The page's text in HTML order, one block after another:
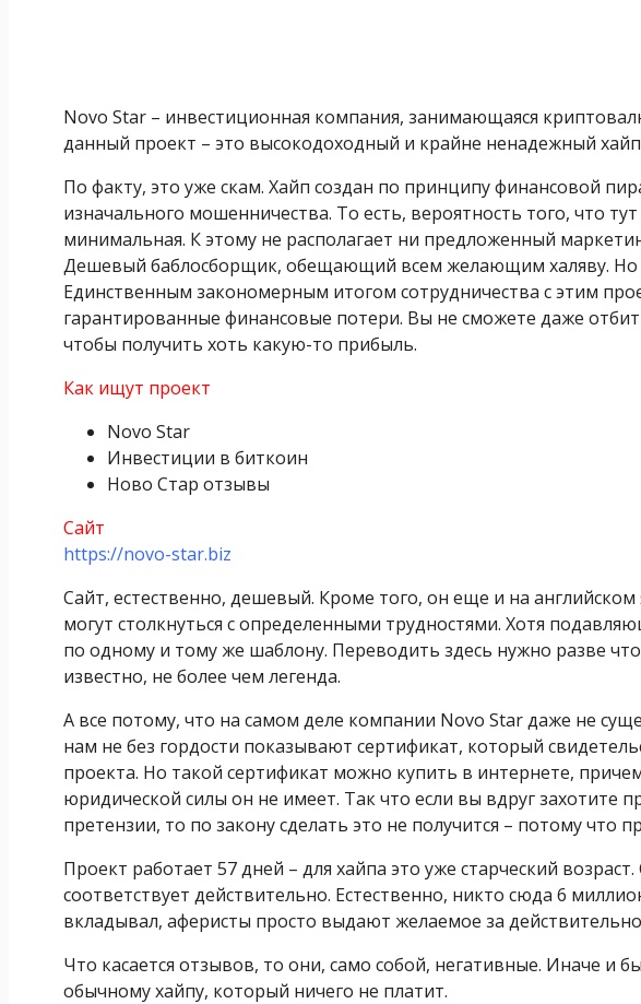
Novo Star – инвестиционная компания, занимающаяся
данный проект – это высокодоходный и крайне ненадежный
По факту, это уже скам. Хайп создан по принципу финансовой
изначального мошенничества. То есть, вероятность того, что
минимальная. К этому не располагает ни предложенный
Дешевый баблосборщик, обещающий всем желающим халяву. Но
Единственным закономерным итогом сотрудничества с этим
гарантированные финансовые потери. Вы не сможете даже
чтобы получить хоть какую-то прибыль.
Как ищут проект
Novo Star
Инвестиции в биткоин
Ново Стар отзывы
Сайт
https://novo-star.biz
Сайт, естественно, дешевый. Кроме того, он еще и на английском
могут столкнуться с определенными трудностями. Хотя
по одному и тому же шаблону. Переводить здесь нужно разве
известно, не более чем легенда.
А все потому, что на самом деле компании Novo Star даже не
нам не без гордости показывают сертификат, который
проекта. Но такой сертификат можно купить в интернете,
юридической силы он не имеет. Так что если вы вдруг захотите
претензии, то по закону сделать это не получится – потому что
Проект работает 57 дней – для хайпа это уже старческий
соответствует действительно. Естественно, никто сюда 6
вкладывал, аферисты просто выдают желаемое за
Что касается отзывов, то они, само собой, негативные. Иначе и
обычному хайпу, который ничего не платит.